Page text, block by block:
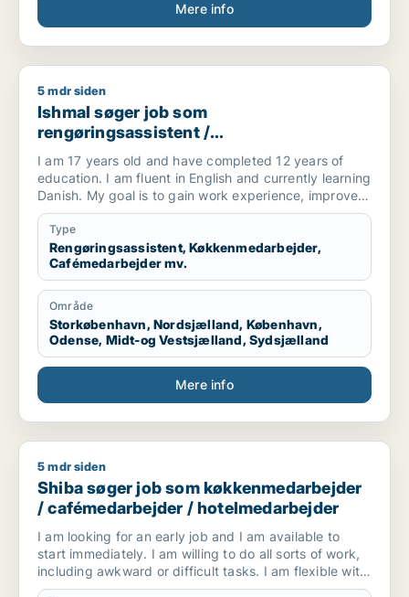
Mere info
Ishmal søger job som rengøringsassistent /
5 mdr siden
Ishmal søger job som
rengøringsassistent /
køkkenmedarbejder / cafémedarbejder /
butiksmedarbejder / hotelmedarbejder
I am 17 years old and have completed 12 years of
education. I am fluent in English and currently learning
Danish. My goal is to gain work experience, improve
my skills, and become more independent. I am
hardworking, responsible, and willing to do all kinds of
tasks. I am available for all shifts and always ready to
learn new things. I want to grow both personally and
professionally while contributing positively to the
workplace.
Type
Rengøringsassistent, Køkkenmedarbejder,
Cafémedarbejder mv.
Område
Storkøbenhavn, Nordsjælland, København,
Odense, Midt-og Vestsjælland, Sydsjælland
Mere info
Shiba søger job som køkkenmedarbejder /
5 mdr siden
Shiba søger job som køkkenmedarbejder
/ cafémedarbejder / hotelmedarbejder
I am looking for an early job and I am available to
start immediately. I am willing to do all sorts of work,
including awkward or difficult tasks. I am flexible with
working hours and responsibilities. I work hard, learn